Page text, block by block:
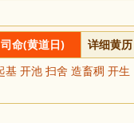
司命(黄道日) 详细黄历
开池 扫舍 造畜稠 开生